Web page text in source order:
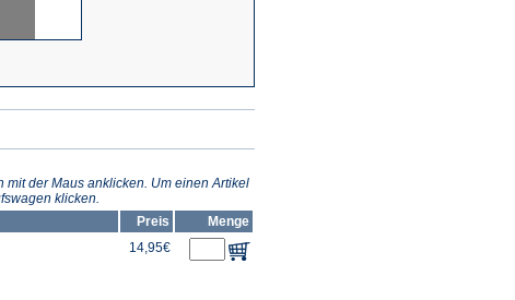
der Maus anklicken. Um einen Artikel
klicken.
Preis
Menge
14,95€